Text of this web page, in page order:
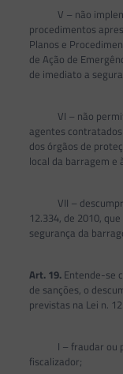
V – não
procedimentos
Planos e
de Ação de
de imediato a
VI – não permitir
agentes
dos órgãos de
local da barragem e
VII – descumprir
12.334, de 2010,
segurança da
Art. 19.Entende-se
de sanções, o
previstas na Lei n.
I – fraudar ou
fiscalizador;